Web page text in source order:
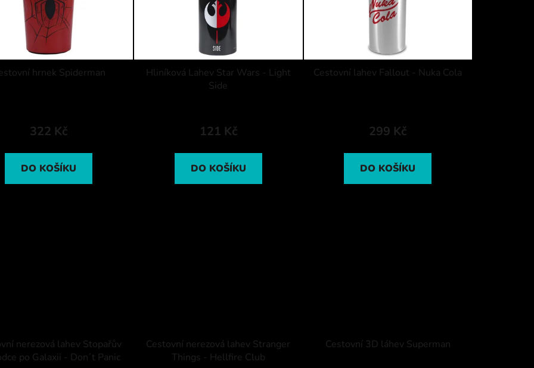
hrnek Spiderman
322 Kč
DO KOŠÍKU
Hliníková Lahev Star Wars - Light
Side
121 Kč
DO KOŠÍKU
Cestovní lahev Fallout - Nuka Cola
299 Kč
DO KOŠÍKU
nerezová lahev Stopařův
po Galaxii - Don´t Panic
Cestovní nerezová lahev Stranger
Things - Hellfire Club
Cestovní 3D láhev Superman